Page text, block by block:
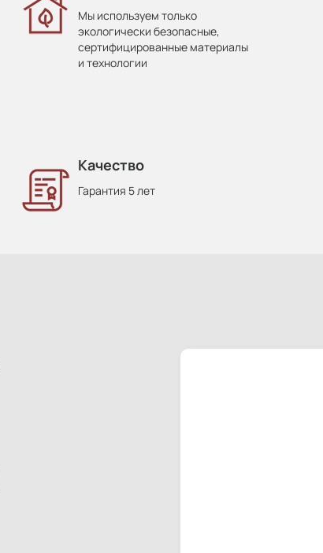
Мы используем только
экологически безопасные,
сертифицированные материалы
и технологии
Качество
Гарантия 5 лет